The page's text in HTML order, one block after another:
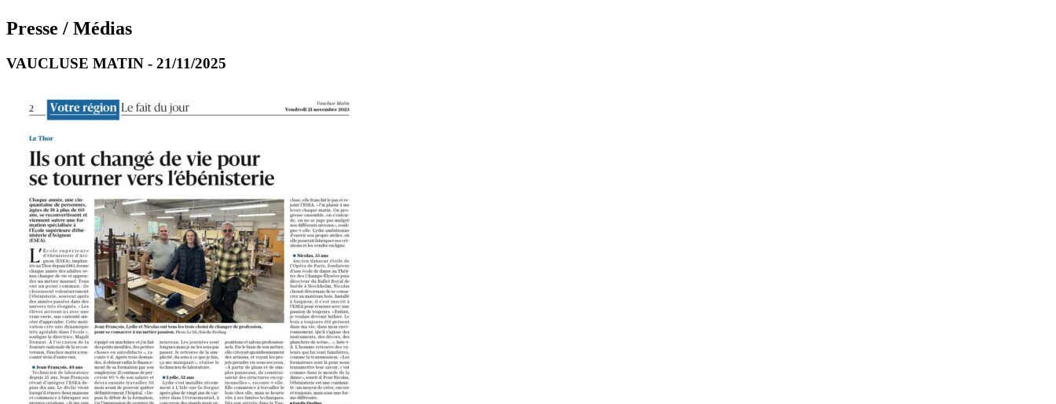
Presse / Médias
VAUCLUSE MATIN - 21/11/2025